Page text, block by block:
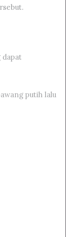
dapat
putih lalu